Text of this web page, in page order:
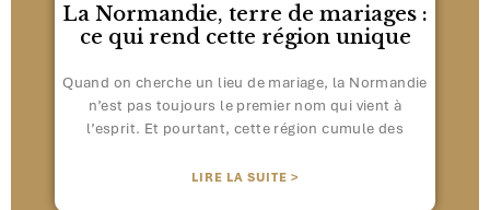
La Normandie, terre de mariages :
ce qui rend cette région unique
Quand on cherche un lieu de mariage, la Normandie
n’est pas toujours le premier nom qui vient à
l’esprit. Et pourtant, cette région cumule des
LIRE LA SUITE >